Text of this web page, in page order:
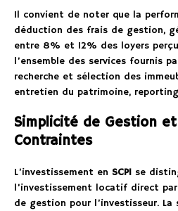
Il convient de noter que la
déduction des frais de gestion,
entre 8% et 12% des loyers
l’ensemble des services fournis
recherche et sélection des
entretien du patrimoine,
Simplicité de Gestion
Contraintes
L’investissement en SCPI se
l’investissement locatif direct
de gestion pour l’investisseur.